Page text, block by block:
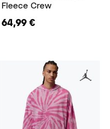
Fleece Crew
64,99 €